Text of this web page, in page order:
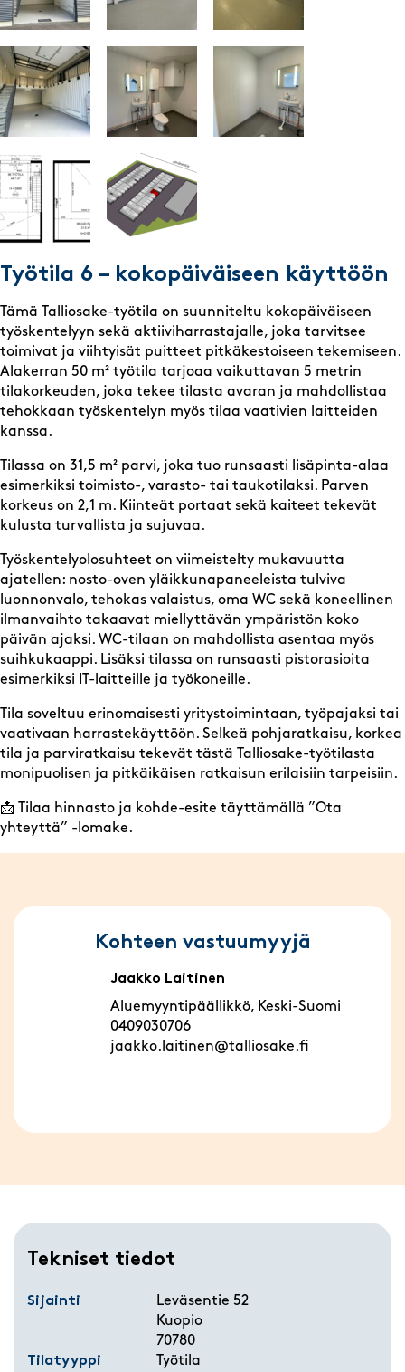
Työtila 6 – kokopäiväiseen käyttöön
Tämä Talliosake-työtila on suunniteltu kokopäiväiseen
työskentelyyn sekä aktiiviharrastajalle, joka tarvitsee
toimivat ja viihtyisät puitteet pitkäkestoiseen tekemiseen.
Alakerran 50 m² työtila tarjoaa vaikuttavan 5 metrin
tilakorkeuden, joka tekee tilasta avaran ja mahdollistaa
tehokkaan työskentelyn myös tilaa vaativien laitteiden
kanssa.
Tilassa on 31,5 m² parvi, joka tuo runsaasti lisäpinta-alaa
esimerkiksi toimisto-, varasto- tai taukotilaksi. Parven
korkeus on 2,1 m. Kiinteät portaat sekä kaiteet tekevät
kulusta turvallista ja sujuvaa.
Työskentelyolosuhteet on viimeistelty mukavuutta
ajatellen: nosto-oven yläikkunapaneeleista tulviva
luonnonvalo, tehokas valaistus, oma WC sekä koneellinen
ilmanvaihto takaavat miellyttävän ympäristön koko
päivän ajaksi. WC-tilaan on mahdollista asentaa myös
suihkukaappi. Lisäksi tilassa on runsaasti pistorasioita
esimerkiksi IT-laitteille ja työkoneille.
Tila soveltuu erinomaisesti yritystoimintaan, työpajaksi tai
vaativaan harrastekäyttöön. Selkeä pohjaratkaisu, korkea
tila ja parviratkaisu tekevät tästä Talliosake-työtilasta
monipuolisen ja pitkäikäisen ratkaisun erilaisiin tarpeisiin.
📩 Tilaa hinnasto ja kohde-esite täyttämällä ”Ota
yhteyttä” -lomake.
Kohteen vastuumyyjä
Jaakko Laitinen
Aluemyyntipäällikkö, Keski-Suomi
0409030706
jaakko.laitinen@talliosake.fi
Tekniset tiedot
Sijainti
Leväsentie 52
Kuopio
70780
Tilatyyppi
Työtila